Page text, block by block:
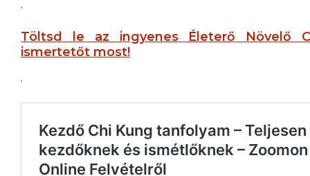
.
Töltsd le az ingyenes Életerő Növelő
ismertetőt most!
.